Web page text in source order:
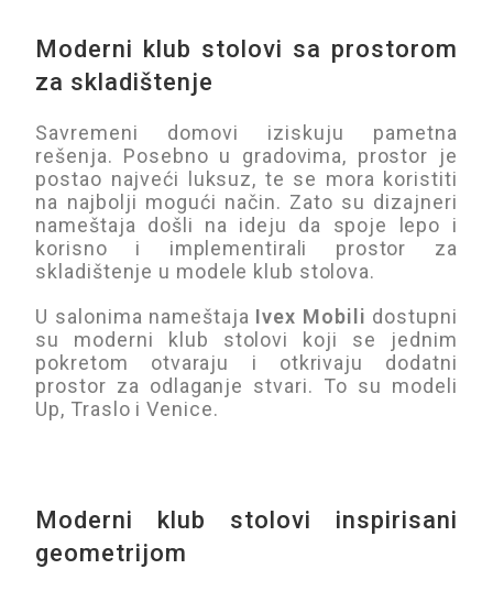
Moderni klub stolovi sa prostorom
za skladištenje
Savremeni domovi iziskuju pametna
rešenja. Posebno u gradovima, prostor je
postao najveći luksuz, te se mora koristiti
na najbolji mogući način. Zato su dizajneri
nameštaja došli na ideju da spoje lepo i
korisno i implementirali prostor za
skladištenje u modele klub stolova.
U salonima nameštaja Ivex Mobili dostupni
su moderni klub stolovi koji se jednim
pokretom otvaraju i otkrivaju dodatni
prostor za odlaganje stvari. To su modeli
Up, Traslo i Venice.
Moderni klub stolovi inspirisani
geometrijom